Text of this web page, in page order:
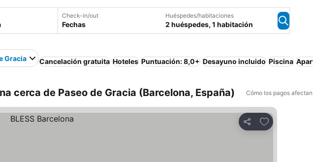
Check-in/out
Fechas
Huéspedes/habitaciones
2 huéspedes, 1 habitación
Gracia Cancelación gratuita Hoteles Puntuación: 8,0+ Desayuno incluido Piscina
cerca de Paseo de Gracia (Barcelona, España) Cómo los pagos
Compartir
Agregar a